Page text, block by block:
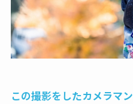
この撮影をしたカメラマン